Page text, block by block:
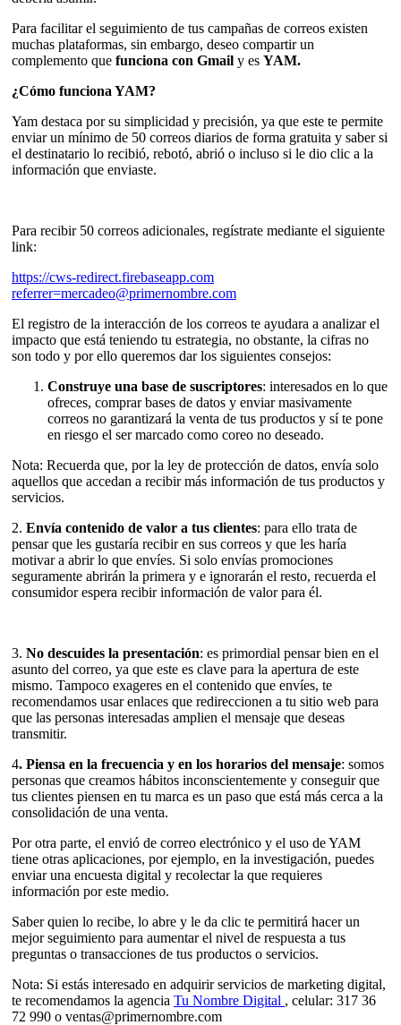
Para facilitar el seguimiento de tus campañas de correos existen
muchas plataformas, sin embargo, deseo compartir un
complemento que funciona con Gmail y es YAM.
¿Cómo funciona YAM?
Yam destaca por su simplicidad y precisión, ya que este te permite
enviar un mínimo de 50 correos diarios de forma gratuita y saber si
el destinatario lo recibió, rebotó, abrió o incluso si le dio clic a la
información que enviaste.
Para recibir 50 correos adicionales, regístrate mediante el siguiente
link:
https://cws-redirect.firebaseapp.com
referrer=mercadeo@primernombre.com
El registro de la interacción de los correos te ayudara a analizar el
impacto que está teniendo tu estrategia, no obstante, la cifras no
son todo y por ello queremos dar los siguientes consejos:
Construye una base de suscriptores: interesados en lo que
ofreces, comprar bases de datos y enviar masivamente
correos no garantizará la venta de tus productos y sí te pone
en riesgo el ser marcado como coreo no deseado.
Nota: Recuerda que, por la ley de protección de datos, envía solo
aquellos que accedan a recibir más información de tus productos y
servicios.
2. Envía contenido de valor a tus clientes: para ello trata de
pensar que les gustaría recibir en sus correos y que les haría
motivar a abrir lo que envíes. Si solo envías promociones
seguramente abrirán la primera y e ignorarán el resto, recuerda el
consumidor espera recibir información de valor para él.
3. No descuides la presentación: es primordial pensar bien en el
asunto del correo, ya que este es clave para la apertura de este
mismo. Tampoco exageres en el contenido que envíes, te
recomendamos usar enlaces que redireccionen a tu sitio web para
que las personas interesadas amplien el mensaje que deseas
transmitir.
4. Piensa en la frecuencia y en los horarios del mensaje: somos
personas que creamos hábitos inconscientemente y conseguir que
tus clientes piensen en tu marca es un paso que está más cerca a la
consolidación de una venta.
Por otra parte, el envió de correo electrónico y el uso de YAM
tiene otras aplicaciones, por ejemplo, en la investigación, puedes
enviar una encuesta digital y recolectar la que requieres
información por este medio.
Saber quien lo recibe, lo abre y le da clic te permitirá hacer un
mejor seguimiento para aumentar el nivel de respuesta a tus
preguntas o transacciones de tus productos o servicios.
Nota: Si estás interesado en adquirir servicios de marketing digital,
te recomendamos la agencia Tu Nombre Digital , celular: 317 36
72 990 o ventas@primernombre.com